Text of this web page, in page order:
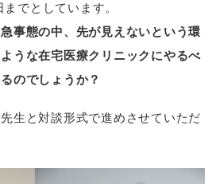
でとしています。
事態の中、先が見えないという環
うな在宅医療クリニックにやるべ
のでしょうか？
生と対談形式で進めさせていただ